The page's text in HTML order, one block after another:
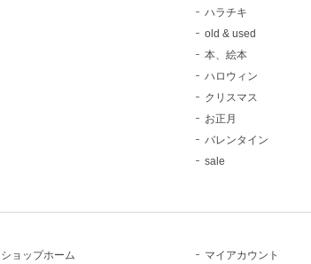
ハラチキ
old & used
本、絵本
ハロウィン
クリスマス
お正月
バレンタイン
sale
ショップホーム
マイアカウント